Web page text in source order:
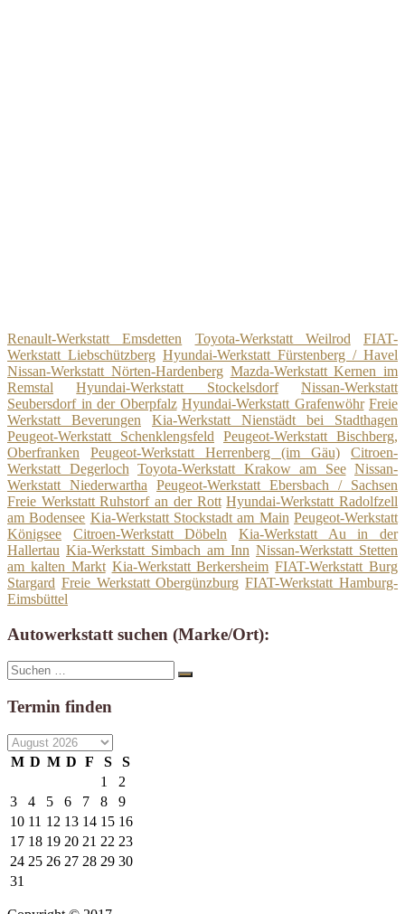
Renault-Werkstatt Emsdetten Toyota-Werkstatt Weilrod
FIAT-
Werkstatt Liebschützberg Hyundai-Werkstatt Fürstenberg / Havel
Nissan-Werkstatt Nörten-Hardenberg Mazda-Werkstatt Kernen im
Remstal
Hyundai-Werkstatt Stockelsdorf
Nissan-Werkstatt
Seubersdorf in der Oberpfalz Hyundai-Werkstatt Grafenwöhr Freie
Werkstatt Beverungen
Kia-Werkstatt Nienstädt bei Stadthagen
Peugeot-Werkstatt Schenklengsfeld
Peugeot-Werkstatt Bischberg,
Oberfranken
Peugeot-Werkstatt Herrenberg (im Gäu)
Citroen-
Werkstatt Degerloch Toyota-Werkstatt Krakow am See Nissan-
Werkstatt Niederwartha
Peugeot-Werkstatt Ebersbach / Sachsen
Freie Werkstatt Ruhstorf an der Rott Hyundai-Werkstatt Radolfzell
am Bodensee Kia-Werkstatt Stockstadt am Main Peugeot-Werkstatt
Königsee
Citroen-Werkstatt Döbeln
Kia-Werkstatt Au in der
Hallertau Kia-Werkstatt Simbach am Inn Nissan-Werkstatt Stetten
am kalten Markt Kia-Werkstatt Berkersheim FIAT-Werkstatt Burg
Stargard Freie Werkstatt Obergünzburg FIAT-Werkstatt Hamburg-
Eimsbüttel
Autowerkstatt suchen (Marke/Ort):
Suche
nach:
Suchen
Termin finden
M D M D F S
S
1
2
3
4 5 6 7 8
9
10 11 12 13 14 15 16
17 18 19 20 21 22 23
24 25 26 27 28 29 30
31